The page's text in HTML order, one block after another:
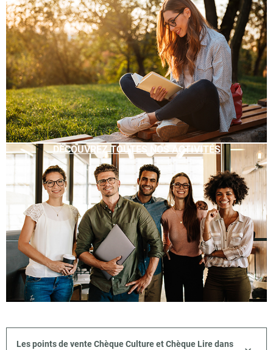
DÉCOUVREZ TOUTES NOS ACTIVITÉS
Les points de vente Chèque Culture et Chèque Lire dans